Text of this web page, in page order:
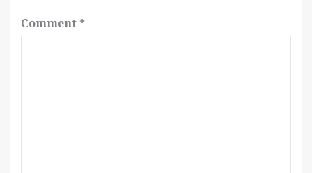
Comment *